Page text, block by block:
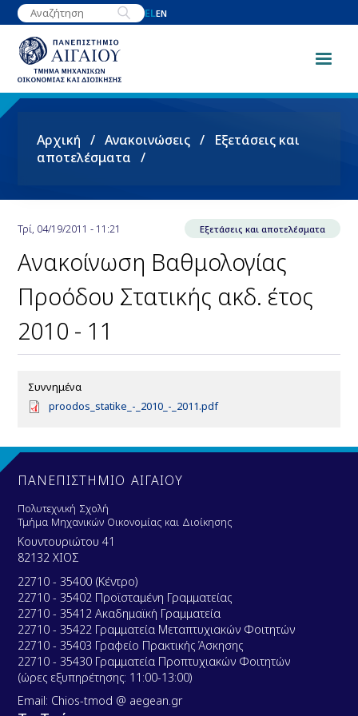
Παράκαμψη
προς
κυρίως
περιεχόμενο
ELEN
Breadcrumb
Αρχική Ανακοινώσεις
Εξετάσεις και
αποτελέσματα
Τρί, 04/19/2011 - 11:21 Εξετάσεις και αποτελέσματα
Ανακοίνωση Βαθμολογίας
Προόδου Στατικής ακδ. έτος
2010 - 11
Συννημένα
D
u
e
n
t
proodos_statike_-_2010_-_2011.pdf
ΠΑΝΕΠΙΣΤΗΜΙΟ ΑΙΓΑΙΟΥ
Πολυτεχνική Σχολή
Τμήμα Μηχανικών Οικονομίας και Διοίκησης
Κουντουριώτου 41
82132 ΧΙΟΣ
22710 - 35400 (Κέντρο)
22710 - 35402 Προϊσταμένη Γραμματείας
22710 - 35412 Ακαδημαϊκή Γραμματεία
22710 - 35422 Γραμματεία Μεταπτυχιακών Φοιτητών
22710 - 35403 Γραφείο Πρακτικής Άσκησης
22710 - 35430 Γραμματεία Προπτυχιακών Φοιτητών
(ώρες εξυπηρέτησης: 11:00-13:00)
Email: Chios-tmod @ aegean.gr